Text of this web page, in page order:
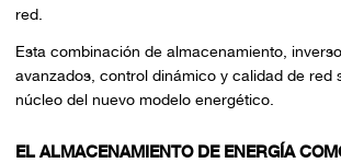
red.
Esta combinación de almacenamiento,
avanzados, control dinámico y calidad de red
núcleo del nuevo modelo energético.
EL ALMACENAMIENTO DE ENERGÍA